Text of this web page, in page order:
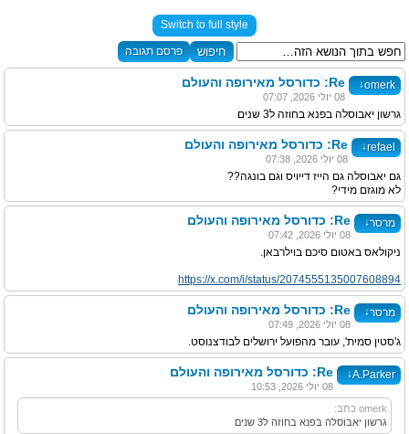
Switch to full style
פרסם תגובה
omerk
↓ Re: כדורסל מאירופה והעולם
08 יולי 2026, 07:07
גרשון יאבוסלה בפנא בחוזה ל3 שנים
refael
↓ Re: כדורסל מאירופה והעולם
08 יולי 2026, 07:38
גם יאבוסלה גם הייז דייויס וגם בונגה??
לא מוגזם מידי?
מרסר↓ Re: כדורסל מאירופה והעולם
08 יולי 2026, 07:42
ניקולאס באטום סיכם בוילרבאן.
https://x.com/i/status/2074555135007608894
מרסר↓ Re: כדורסל מאירופה והעולם
08 יולי 2026, 07:49
ג'סטין סמית', עובר מהפועל ירושלים לבודצנוסט.
A.Parker
↓ Re: כדורסל מאירופה והעולם
08 יולי 2026, 10:53
omerk כתב:
גרשון יאבוסלה בפנא בחוזה ל3 שנים